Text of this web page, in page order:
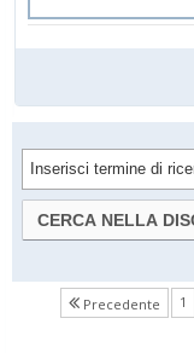
Precedente 1